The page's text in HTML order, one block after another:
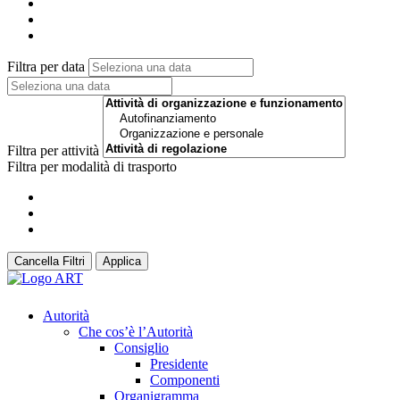
Filtra per data
Filtra per attività
Filtra per modalità di trasporto
Cancella Filtri Applica
Autorità
Che cos’è l’Autorità
Consiglio
Presidente
Componenti
Organigramma